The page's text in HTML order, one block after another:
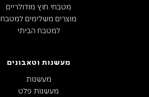
מטבחי חוץ מודולריים
מוצרים משלימים למטבח
למטבח הביתי
מעשנות וטאבונים
מעשנות
מעשנות פלט